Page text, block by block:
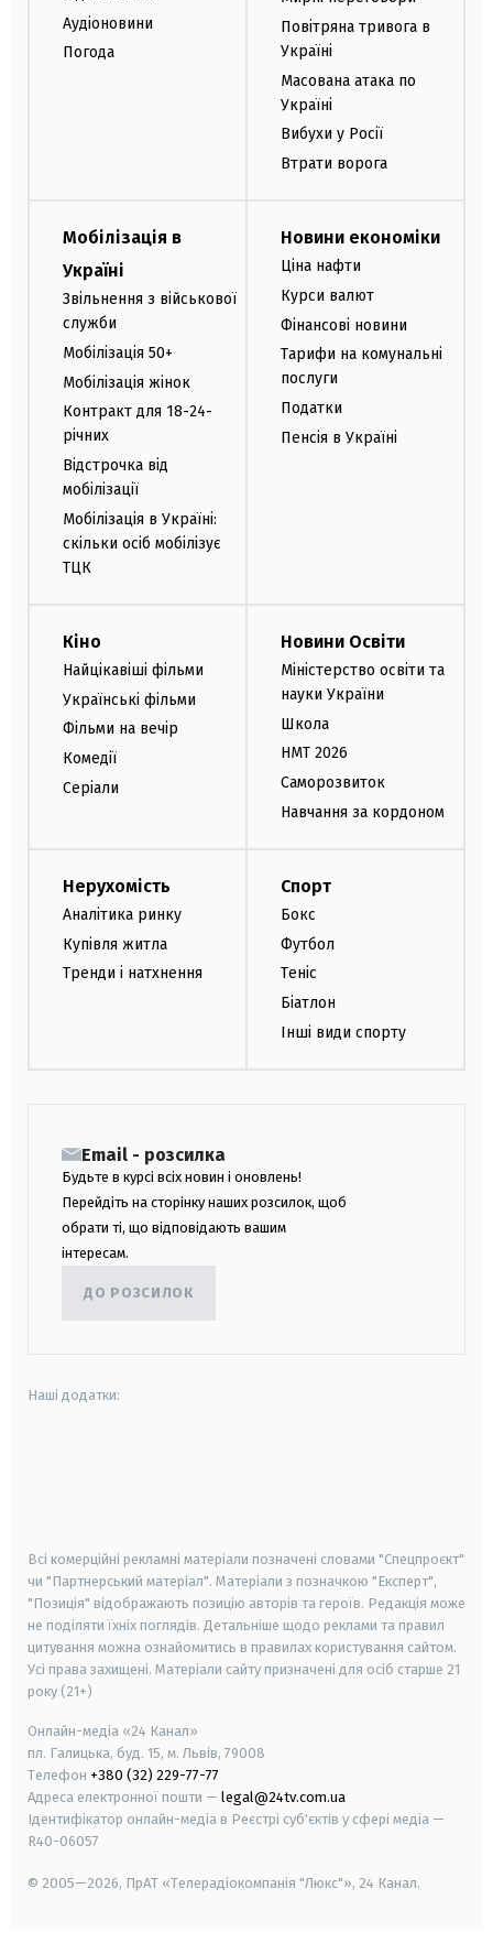
Аудіоновини
Погода
Повітряна тривога в
Україні
Масована атака по
Україні
Вибухи у Росії
Втрати ворога
Мобілізація в
Україні
Звільнення з військової
служби
Мобілізація 50+
Мобілізація жінок
Контракт для 18-24-
річних
Відстрочка від
мобілізації
Мобілізація в Україні:
скільки осіб мобілізує
ТЦК
Новини економіки
Ціна нафти
Курси валют
Фінансові новини
Тарифи на комунальні
послуги
Податки
Пенсія в Україні
Кіно
Найцікавіші фільми
Українські фільми
Фільми на вечір
Комедії
Серіали
Новини Освіти
Міністерство освіти та
науки України
Школа
НМТ 2026
Саморозвиток
Навчання за кордоном
Нерухомість
Аналітика ринку
Купівля житла
Тренди і натхнення
Спорт
Бокс
Футбол
Теніс
Біатлон
Інші види спорту
Email - розсилка
Будьте в курсі всіх новин і оновлень!
Перейдіть на сторінку наших розсилок, щоб
обрати ті, що відповідають вашим
інтересам.
ДО РОЗСИЛОК
Наші додатки:
Всі комерційні рекламні матеріали позначені словами "Спецпроєкт"
чи "Партнерський матеріал". Матеріали з позначкою "Експерт",
"Позиція" відображають позицію авторів та героїв. Редакція може
не поділяти їхніх поглядів. Детальніше щодо реклами та правил
цитування можна ознайомитись в правилах користування сайтом.
Усі права захищені. Матеріали сайту призначені для осіб старше 21
року (21+)
Онлайн-медіа «24 Канал»
пл. Галицька, буд. 15, м. Львів, 79008
Телефон +380 (32) 229-77-77
Адреса електронної пошти — legal@24tv.com.ua
Ідентифікатор онлайн-медіа в Реєстрі суб'єктів у сфері медіа —
R40-06057
© 2005—2026, ПрАТ «Телерадіокомпанія "Люкс"», 24 Канал.